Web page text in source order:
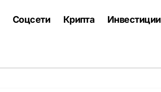
Соцсети Крипта Инвестиции